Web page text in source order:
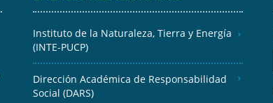
Instituto de la Naturaleza, Tierra y Energía
(INTE-PUCP)
Dirección Académica de Responsabilidad
Social (DARS)